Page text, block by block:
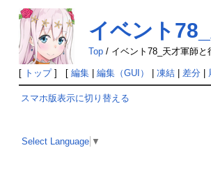
イベント
Top/ イベント78_天才軍師と
[ トップ] [ 編集| 編集（GUI） 凍結| 差分|
スマホ版表示に切り替える
Select Language ▼